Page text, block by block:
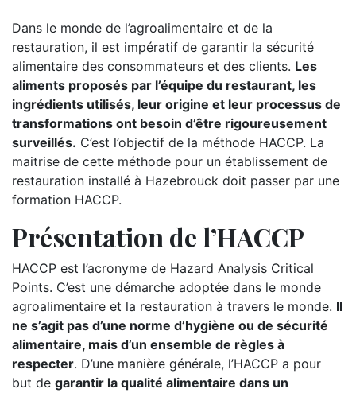
Dans le monde de l’agroalimentaire et de la
restauration, il est impératif de garantir la sécurité
alimentaire des consommateurs et des clients. Les
aliments proposés par l’équipe du restaurant, les
ingrédients utilisés, leur origine et leur processus de
transformations ont besoin d’être rigoureusement
surveillés. C’est l’objectif de la méthode HACCP. La
maitrise de cette méthode pour un établissement de
restauration installé à Hazebrouck doit passer par une
formation HACCP.
Présentation de l’HACCP
HACCP est l’acronyme de Hazard Analysis Critical
Points. C’est une démarche adoptée dans le monde
agroalimentaire et la restauration à travers le monde. Il
ne s’agit pas d’une norme d’hygiène ou de sécurité
alimentaire, mais d’un ensemble de règles à
respecter. D’une manière générale, l’HACCP a pour
but de garantir la qualité alimentaire dans un